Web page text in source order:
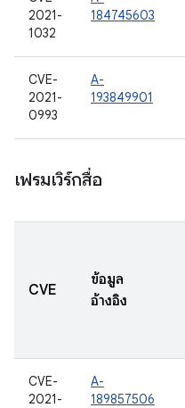
2021-
1032
184745603
CVE-
2021-
0993
A-
193849901
เฟรมเวิร์กสื่อ
CVE
ข้อมูล
อ้างอิง
CVE-
2021-
A-
189857506